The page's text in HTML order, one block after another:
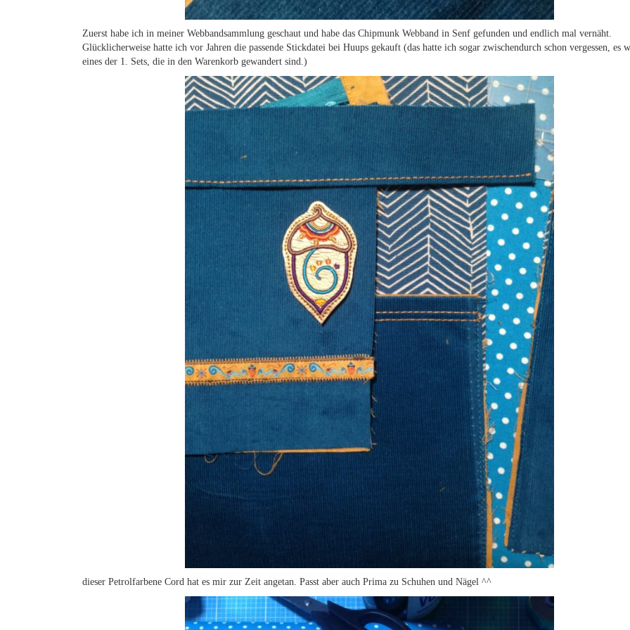
Zuerst habe ich in meiner Webbandsammlung geschaut und habe das Chipmunk Webband in Senf gefunden und endlich mal vernäht.
Glücklicherweise hatte ich vor Jahren die passende Stickdatei bei Huups gekauft (das hatte ich sogar zwischendurch schon vergessen, es
eines der 1. Sets, die in den Warenkorb gewandert sind.)
dieser Petrolfarbene Cord hat es mir zur Zeit angetan. Passt aber auch Prima zu Schuhen und Nägel ^^